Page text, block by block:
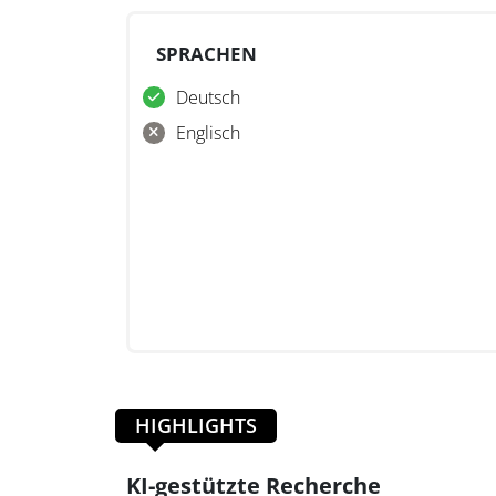
SPRACHEN
Deutsch
Englisch
HIGHLIGHTS
KI-gestützte Recherche